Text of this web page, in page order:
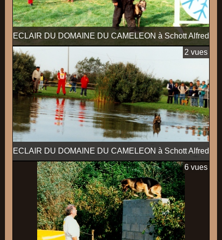
ECLAIR DU DOMAINE DU CAMELEON à Schott Alfred
ECLAIR DU DOMAINE DU CAMELEON à Schott Alfred
2 vues
6 vues